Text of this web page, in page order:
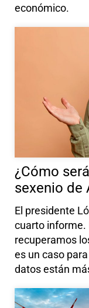
económico.
¿Cómo
sexenio de
El presidente
cuarto informe.
recuperamos
es un caso
datos están